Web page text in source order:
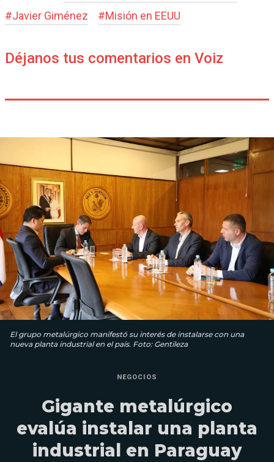
#Javier Giménez #Misión en EEUU
Déjanos tus comentarios en Voiz
El grupo metalúrgico manifestó su interés de instalarse con una
nueva planta industrial en el país. Foto: Gentileza
NEGOCIOS
Gigante metalúrgico
evalúa instalar una planta
industrial en Paraguay